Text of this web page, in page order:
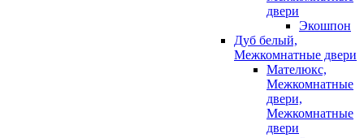
двери
Экошпон
Дуб белый,
Межкомнатные двери
Мателюкс,
Межкомнатные
двери,
Межкомнатные
двери